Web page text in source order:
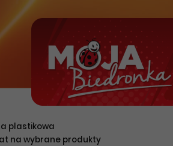
plastikowa
na wybrane produkty